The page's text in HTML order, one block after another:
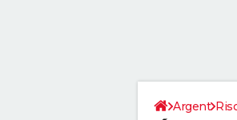
Argent